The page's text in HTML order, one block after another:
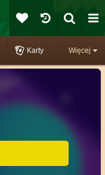
Więcej
Karty